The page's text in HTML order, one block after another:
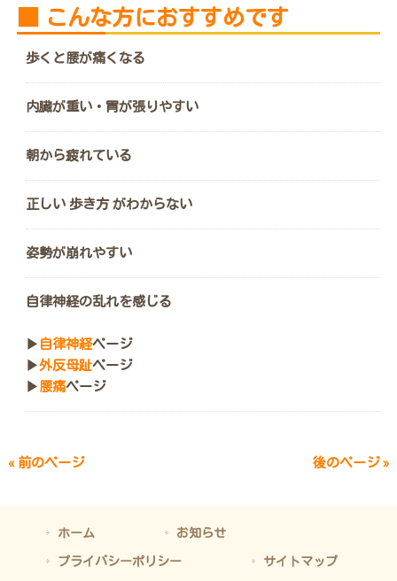
こんな方におすすめです
歩くと腰が痛くなる
内臓が重い・胃が張りやすい
朝から疲れている
正しい 歩き方 がわからない
姿勢が崩れやすい
自律神経の乱れを感じる
▶︎ 自律神経ページ
▶︎外反母趾ページ
▶︎腰痛ページ
« 前のページ 後のページ »
ホーム
お知らせ
プライバシーポリシー
サイトマップ